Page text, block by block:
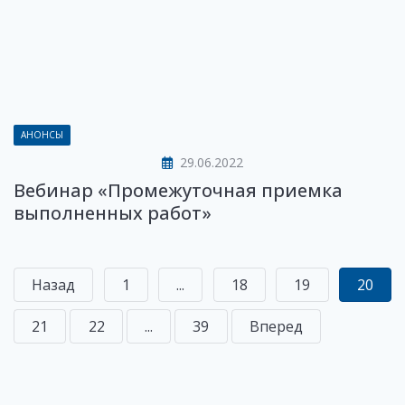
АНОНСЫ
29.06.2022
Вебинар «Промежуточная приемка
выполненных работ»
Назад 1 ... 18 19 20
21 22 ... 39 Вперед